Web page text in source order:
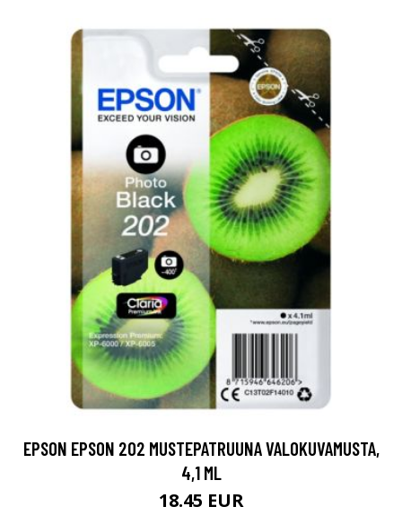
EPSON EPSON 202 MUSTEPATRUUNA VALOKUVAMUSTA,
4,1 ML
18.45 EUR